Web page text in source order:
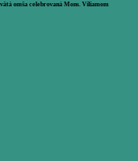
omša celebrovaná Mons. Viliamom